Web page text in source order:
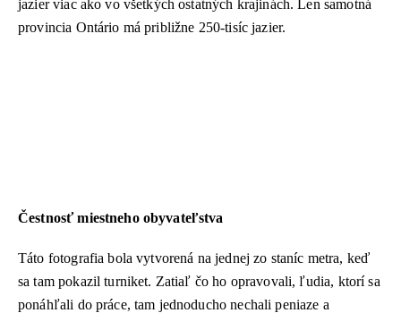
jazier viac ako vo všetkých ostatných krajinách. Len samotná
provincia Ontário má približne 250-tisíc jazier.
Čestnosť miestneho obyvateľstva
Táto fotografia bola vytvorená na jednej zo staníc metra, keď
sa tam pokazil turniket. Zatiaľ čo ho opravovali, ľudia, ktorí sa
ponáhľali do práce, tam jednoducho nechali peniaze a